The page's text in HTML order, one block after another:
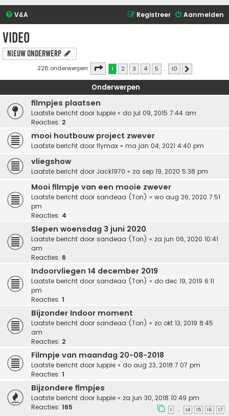
V&A Aanmelden
Registreer
video
Nieuw onderwerp
228 onderwerpen Pagina van 10
1 2 3 4 5 … 10
Onderwerpen
filmpjes plaatsen
Laatste bericht door luppie « do jul 09, 2015 7:44 am
Reacties: 2
mooi houtbouw project zwever
Laatste bericht door flymax « ma jan 04, 2021 4:40 pm
vliegshow
Laatste bericht door Jack1970 « za sep 19, 2020 5:38 pm
Mooi filmpje van een mooie zwever
Laatste bericht door sandeaa (Ton) « wo aug 26, 2020 7:51
pm
Reacties: 4
Slepen woensdag 3 juni 2020
Laatste bericht door sandeaa (Ton) « za jun 06, 2020 10:41
am
Reacties: 6
Indoorvliegen 14 december 2019
Laatste bericht door sandeaa (Ton) « do dec 19, 2019 6:11
pm
Reacties: 1
Bijzonder Indoor moment
Laatste bericht door sandeaa (Ton) « zo okt 13, 2019 8:45
am
Reacties: 2
Filmpje van maandag 20-08-2018
Laatste bericht door luppie « do aug 23, 2018 7:07 pm
Reacties: 1
Bijzondere fimpjes
Laatste bericht door luppie « za jun 30, 2018 10:49 pm
Reacties: 165 1 … 14 15 16 17